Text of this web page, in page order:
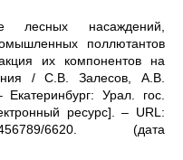
лесных насаждений,
поллютантов
их компонентов на
/ С.В. Залесов, А.В.
Урал. гос.
ресурс]. – URL:
6620. (дата